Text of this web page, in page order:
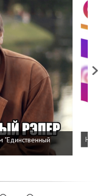
"Единственный
Next